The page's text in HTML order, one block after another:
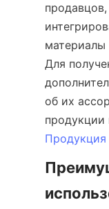
материалы
Для
об их
Продукция